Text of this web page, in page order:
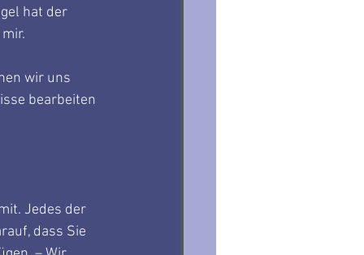
hat der
wir uns
bearbeiten
Jedes der
dass Sie